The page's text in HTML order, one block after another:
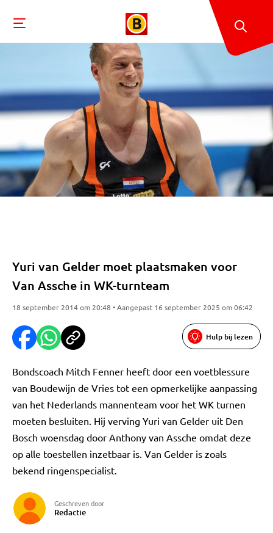
Yuri van Gelder moet plaatsmaken voor
Van Assche in WK-turnteam
18 september 2014 om 20:48 • Aangepast 16 september 2025 om 06:42
Hulp bij lezen
Bondscoach Mitch Fenner heeft door een voetblessure
van Boudewijn de Vries tot een opmerkelijke aanpassing
van het Nederlands mannenteam voor het WK turnen
moeten besluiten. Hij verving Yuri van Gelder uit Den
Bosch woensdag door Anthony van Assche omdat deze
op alle toestellen inzetbaar is. Van Gelder is zoals
bekend ringenspecialist.
Geschreven door
Redactie